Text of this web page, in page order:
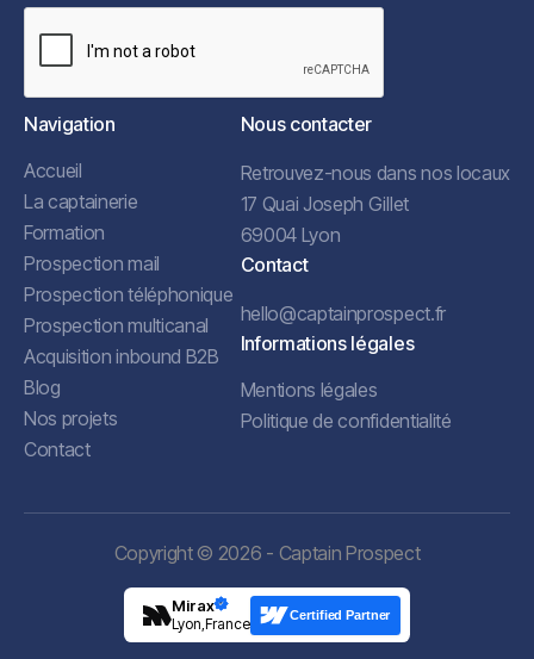
Navigation
Accueil
La captainerie
Formation
Prospection mail
Prospection téléphonique
Prospection multicanal
Acquisition inbound B2B
Blog
Nos projets
Contact
Nous contacter
Retrouvez-nous dans nos locaux
17 Quai Joseph Gillet
69004 Lyon
Contact
hello@captainprospect.fr
Informations légales
Mentions légales
Politique de confidentialité
Copyright © 2026 - Captain Prospect
Mirax
Lyon,France Certified Partner